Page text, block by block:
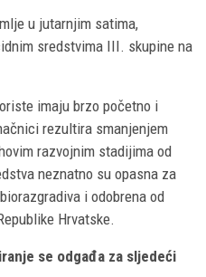
u jutarnjim satima,
sredstvima III. skupine na
imaju brzo početno i
rezultira smanjenjem
razvojnim stadijima od
neznatno su opasna za
i odobrena od
Hrvatske.
se odgađa za sljedeći